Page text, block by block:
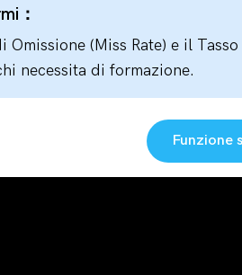
：
Omissione (Miss Rate) e il
necessita di formazione.
Funzione